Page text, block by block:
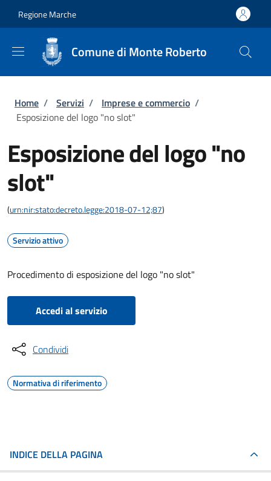
Regione Marche
Comune di Monte Roberto
Briciole di pane
Home / Servizi / Imprese e commercio /
Esposizione del logo "no slot"
Esposizione del logo "no
slot"
(urn:nir:stato:decreto.legge:2018-07-12;87)
Servizio attivo
Procedimento di esposizione del logo "no slot"
Accedi al servizio
Condividi
Normativa di riferimento
INDICE DELLA PAGINA